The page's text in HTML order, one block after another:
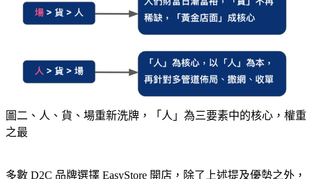
圖二、人、貨、場重新洗牌，「人」為三要素中的核心，權重
之最
多數 D2C 品牌選擇 EasyStore 開店，除了上述提及優勢之外，